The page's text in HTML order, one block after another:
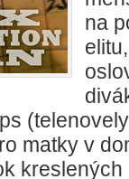
na
matky v
kreslených